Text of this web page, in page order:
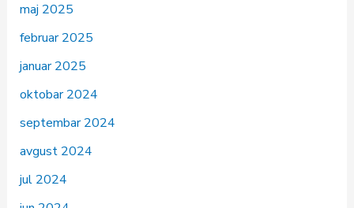
maj 2025
februar 2025
januar 2025
oktobar 2024
septembar 2024
avgust 2024
jul 2024